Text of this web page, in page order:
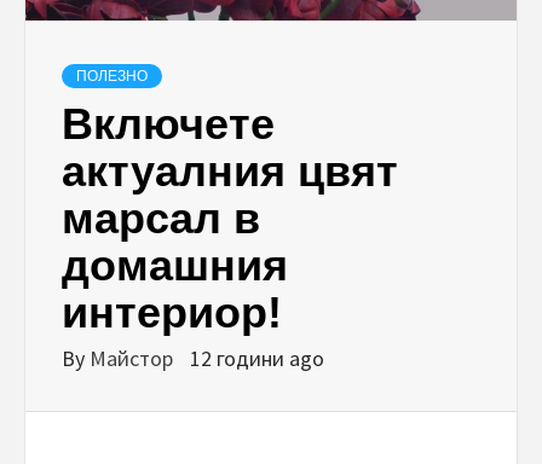
ПОЛЕЗНО
Включете
актуалния цвят
марсал в
домашния
интериор!
By Майстор 12 години ago